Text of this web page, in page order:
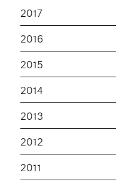
2017
2016
2015
2014
2013
2012
2011